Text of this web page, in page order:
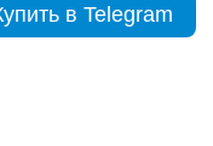
в Telegram